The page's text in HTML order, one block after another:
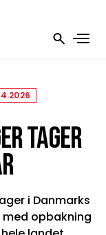
TAGER
i Danmarks
opbakning